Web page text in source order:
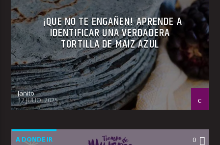
¡QUE NO TE ENGAÑEN! APRENDE A
IDENTIFICAR UNA VERDADERA
TORTILLA DE MAÍZ AZUL
Janito
12 JULIO, 2025
A DONDE IR 0